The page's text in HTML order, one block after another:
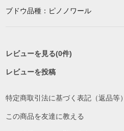
ブドウ品種：ピノノワール
レビューを見る(0件)
レビューを投稿
特定商取引法に基づく表記（返品等）
この商品を友達に教える